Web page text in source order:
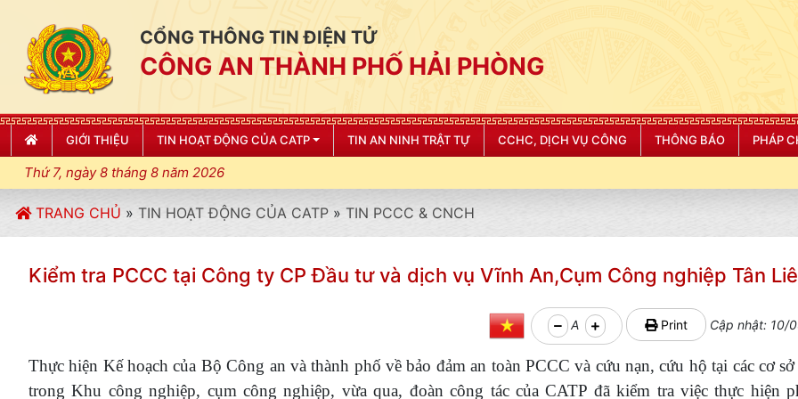
CỔNG THÔNG TIN ĐIỆN TỬ
CÔNG AN THÀNH PHỐ HẢI PHÒNG
GIỚI THIỆU TIN HOẠT ĐỘNG CỦA CATP TIN AN NINH TRẬT TỰ CCHC, DỊCH VỤ CÔNG THÔNG BÁO PHÁP
Thứ 7, ngày 8 tháng 8 năm 2026
TRANG CHỦ » TIN HOẠT ĐỘNG CỦA CATP » TIN PCCC & CNCH
Kiểm tra PCCC tại Công ty CP Đầu tư và dịch vụ Vĩnh An,Cụm Công nghiệp Tân
A Print Cập nhật: 10/
Thực hiện Kế hoạch của Bộ Công an và thành phố về bảo đảm an toàn PCCC và cứu nạn, cứu hộ tại các cơ
trong Khu công nghiệp, cụm công nghiệp, vừa qua, đoàn công tác của CATP đã kiểm tra việc thực hiện